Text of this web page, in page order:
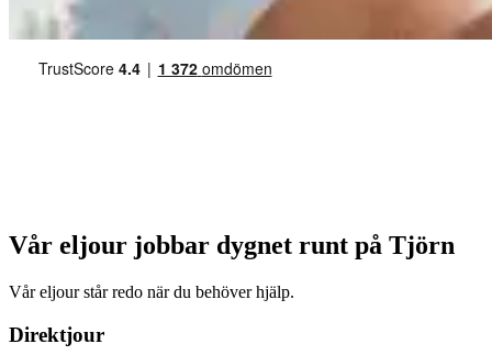
Vår eljour jobbar dygnet runt på Tjörn
Vår eljour står redo när du behöver hjälp.
Direktjour